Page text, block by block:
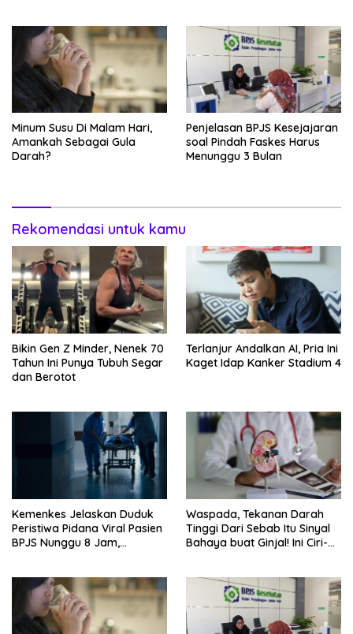
Minum Susu Di Malam Hari,
Amankah Sebagai Gula
Darah?
Penjelasan BPJS Kesejajaran
soal Pindah Faskes Harus
Menunggu 3 Bulan
Rekomendasi untuk kamu
Bikin Gen Z Minder, Nenek 70
Tahun Ini Punya Tubuh Segar
dan Berotot
Terlanjur Andalkan AI, Pria Ini
Kaget Idap Kanker Stadium 4
Kemenkes Jelaskan Duduk
Peristiwa Pidana Viral Pasien
BPJS Nunggu 8 Jam,
Waspada, Tekanan Darah
Tinggi Dari Sebab Itu Sinyal
Bahaya buat Ginjal! Ini Ciri-